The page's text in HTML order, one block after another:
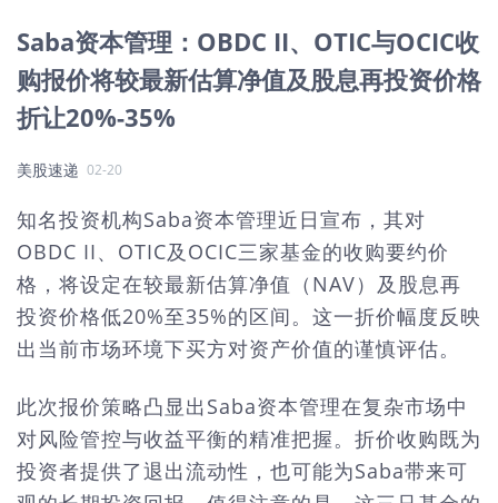
Saba资本管理：OBDC II、OTIC与OCIC收
购报价将较最新估算净值及股息再投资价格
折让20%-35%
美股速递 02-20
知名投资机构Saba资本管理近日宣布，其对
OBDC II、OTIC及OCIC三家基金的收购要约价
格，将设定在较最新估算净值（NAV）及股息再
投资价格低20%至35%的区间。这一折价幅度反映
出当前市场环境下买方对资产价值的谨慎评估。
此次报价策略凸显出Saba资本管理在复杂市场中
对风险管控与收益平衡的精准把握。折价收购既为
投资者提供了退出流动性，也可能为Saba带来可